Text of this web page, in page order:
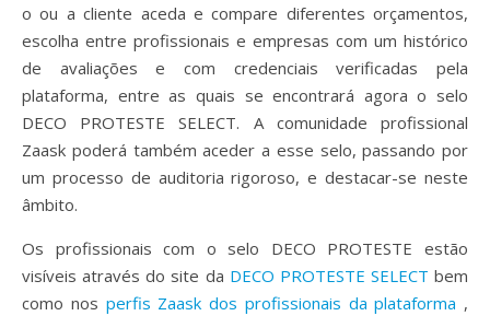
o ou a cliente aceda e compare diferentes orçamentos,
escolha entre profissionais e empresas com um histórico
de avaliações e com credenciais verificadas pela
plataforma, entre as quais se encontrará agora o selo
DECO PROTESTE SELECT. A comunidade profissional
Zaask poderá também aceder a esse selo, passando por
um processo de auditoria rigoroso, e destacar-se neste
âmbito.
Os profissionais com o selo DECO PROTESTE estão
visíveis através do site da DECO PROTESTE SELECT bem
como nos perfis Zaask dos profissionais da plataforma ,